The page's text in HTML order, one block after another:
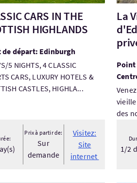
CARS IN THE
HIGHLANDS
de départ: Edinburgh
5 NIGHTS, 4 CLASSIC
CARS, LUXURY HOTELS &
CASTLES, HIGHLA...
Prix à partir de:
Sur
demande
Visitez:
Site
internet
La
Point
des
1/2